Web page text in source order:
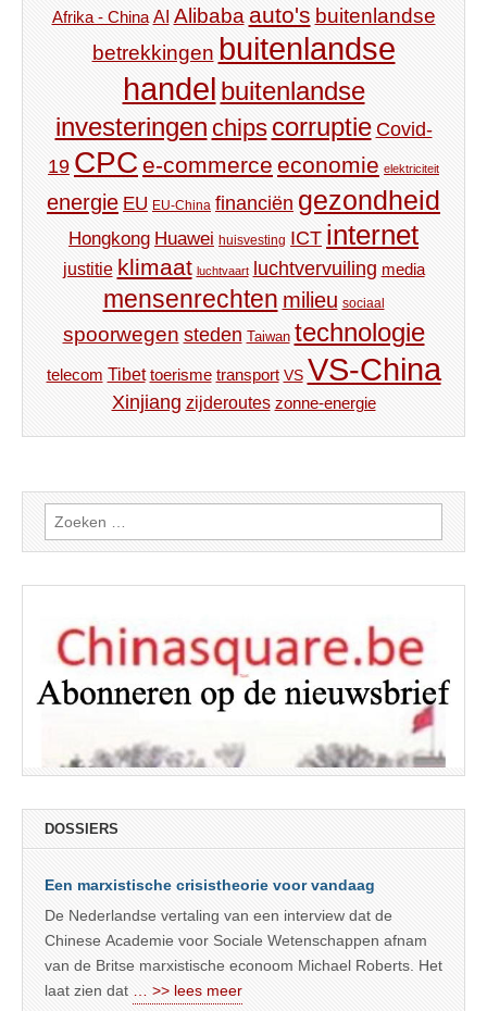
Afrika - China AI Alibaba auto's buitenlandse
betrekkingen buitenlandse
handel buitenlandse
investeringen chips corruptie Covid-
19 CPC e-commerce economie elektriciteit
energie EU EU-China financiën gezondheid
Hongkong Huawei huisvesting ICT internet
justitie klimaat luchtvaart luchtvervuiling media
mensenrechten milieu sociaal
spoorwegen steden Taiwan technologie
telecom Tibet toerisme transport VS VS-China
Xinjiang zijderoutes zonne-energie
Zoeken
naar:
DOSSIERS
Een marxistische crisistheorie voor vandaag
De Nederlandse vertaling van een interview dat de
Chinese Academie voor Sociale Wetenschappen afnam
van de Britse marxistische econoom Michael Roberts. Het
laat zien dat … >> lees meer